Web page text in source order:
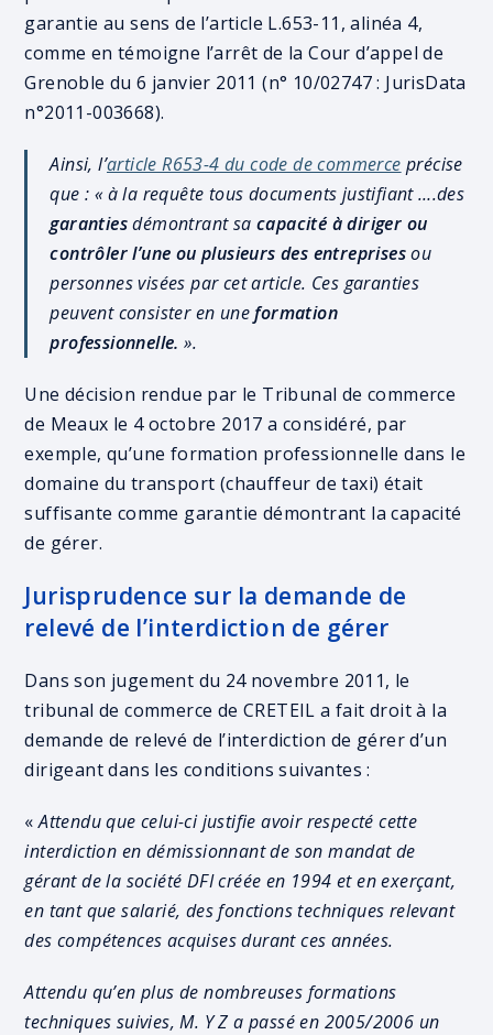
garantie au sens de l’article L.653-11, alinéa 4,
comme en témoigne l’arrêt de la Cour d’appel de
Grenoble du 6 janvier 2011 (n° 10/02747 : JurisData
n°2011-003668).
Ainsi, l’article R653-4 du code de commerce précise
que : « à la requête tous documents justifiant ….des
garantiesdémontrant sacapacité à diriger ou
contrôler l’une ou plusieurs des entreprisesou
personnes visées par cet article. Ces garanties
peuvent consister en uneformation
professionnelle. ».
Une décision rendue par le Tribunal de commerce
de Meaux le 4 octobre 2017 a considéré, par
exemple, qu’une formation professionnelle dans le
domaine du transport (chauffeur de taxi) était
suffisante comme garantie démontrant la capacité
de gérer.
Jurisprudence sur la demande de
relevé de l’interdiction de gérer
Dans son jugement du 24 novembre 2011, le
tribunal de commerce de CRETEIL a fait droit à la
demande de relevé de l’interdiction de gérer d’un
dirigeant dans les conditions suivantes :
«Attendu que celui-ci justifie avoir respecté cette
interdiction en démissionnant de son mandat de
gérant de la société DFI créée en 1994 et en exerçant,
en tant que salarié, des fonctions techniques relevant
des compétences acquises durant ces années.
Attendu qu’en plus de nombreuses formations
techniques suivies, M. Y Z a passé en 2005/2006 un